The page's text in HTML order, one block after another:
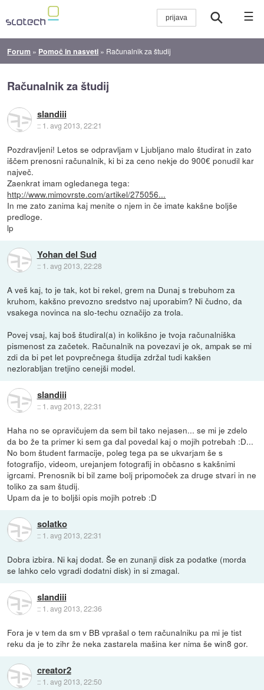
☰
Forum » Pomoč in nasveti » Računalnik za študij
Računalnik za študij
slandiii
:: 1. avg 2013, 22:21
Pozdravljeni! Letos se odpravljam v Ljubljano malo študirat in zato
iščem prenosni računalnik, ki bi za ceno nekje do 900€ ponudil kar
največ.
Zaenkrat imam ogledanega tega:
http://www.mimovrste.com/artikel/275056...
In me zato zanima kaj menite o njem in če imate kakšne boljše
predloge.
lp
Yohan del Sud
:: 1. avg 2013, 22:28
A veš kaj, to je tak, kot bi rekel, grem na Dunaj s trebuhom za
kruhom, kakšno prevozno sredstvo naj uporabim? Ni čudno, da
vsakega novinca na slo-techu označijo za trola.
Povej vsaj, kaj boš študiral(a) in kolikšno je tvoja računalniška
pismenost za začetek. Računalnik na povezavi je ok, ampak se mi
zdi da bi pet let povprečnega študija zdržal tudi kakšen
nezlorabljan tretjino cenejši model.
slandiii
:: 1. avg 2013, 22:31
Haha no se opravičujem da sem bil tako nejasen... se mi je zdelo
da bo že ta primer ki sem ga dal povedal kaj o mojih potrebah :D...
No bom študent farmacije, poleg tega pa se ukvarjam še s
fotografijo, videom, urejanjem fotografij in občasno s kakšnimi
igrcami. Prenosnik bi bil zame bolj pripomoček za druge stvari in ne
toliko za sam študij.
Upam da je to boljši opis mojih potreb :D
solatko
:: 1. avg 2013, 22:31
Dobra izbira. Ni kaj dodat. Še en zunanji disk za podatke (morda
se lahko celo vgradi dodatni disk) in si zmagal.
slandiii
:: 1. avg 2013, 22:36
Fora je v tem da sm v BB vprašal o tem računalniku pa mi je tist
reku da je to zihr že neka zastarela mašina ker nima še win8 gor.
creator2
:: 1. avg 2013, 22:50